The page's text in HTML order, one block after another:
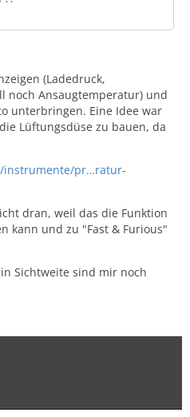
abklemmen.
Instrumententafel
Zierblende des
trennen
mittleren Belüftungsdüsen
aus der oberen Zentrumskonsolenblende ziehen.
ausbauen.
so einbauen, dass die
(Ladedruck,
noch Ansaugtemperatur) und
unterbringen. Eine Idee war
Lüftungsdüse zu bauen, da
instrumente/pr…ratur-
dran, weil das die Funktion
kann und zu "Fast & Furious"
Sichtweite sind mir noch